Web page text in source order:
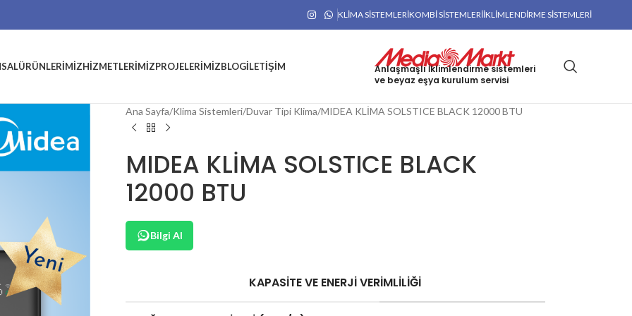
KLIMA SISTEMLERIKOMBI SISTEMLERIİKLIMLENDIRME SISTEMLERI
ÜRÜNLERIMIZHIZMETLERIMIZPROJELERIMIZBLOGİLETIŞIM
Anlaşmaşlı İklimlendirme sistemleri
ve beyaz eşya kurulum servisi
Ana Sayfa Klima Sistemleri Duvar Tipi Klima MIDEA KLİMA SOLSTICE BLACK 12000 BTU
MIDEA KLİMA SOLSTICE BLACK
12000 BTU
Bilgi Al
KAPASİTE VE ENERJİ VERİMLİLİĞİ